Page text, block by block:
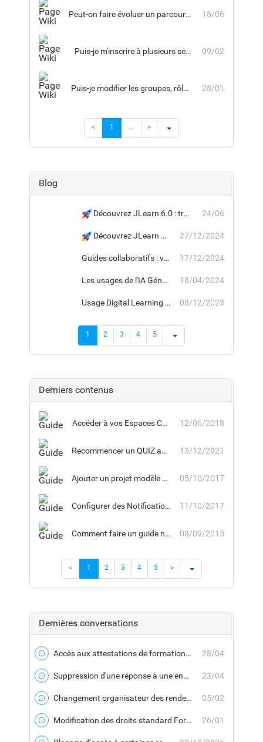
Peut-on faire évoluer un parcours déjà utilisé par des apprenants ? Garde-t-on l’historique des participations ? 18/06
Puis-je m'inscrire à plusieurs sessions d'une même formation 09/02
Puis-je modifier les groupes, rôles ou workflows standard dans JLearn ? 28/01
< 1 ... >
Blog
Découvrez JLearn 6.0 : traçabilité renforcée, validation humaine et pilotage avancé de vos parcours 24/06
Découvrez JLearn 5.0 : une version majeure pour améliorer votre expérience de formation. 27/12/2024
Guides collaboratifs : version 4.2 du module JGuide 17/12/2024
Les usages de l'IA Générative pour JLearn 18/04/2024
Usage Digital Learning : Version 4.1. 08/12/2023
1 2 3 4 5
Derniers contenus
Accéder à vos Espaces Collaboratifs 12/06/2018
Recommencer un QUIZ au succès obligatoire sans limite de tentatives 13/12/2021
Ajouter un projet modèle dans un nouvel espace collaboratif 05/10/2017
Configurer des Notifications pour un groupe désigné 11/10/2017
Comment faire un guide non encapsulé dans un Savoir 08/09/2015
< 1 2 3 4 5 >
Dernières conversations
Forum
Accès aux attestations de formations expirées 28/04
Forum
Suppression d'une réponse à une enquête 23/04
Forum
Changement organisateur des rendez-vous Outlook de session de formation 05/02
Forum
Modification des droits standard Formateur 26/01